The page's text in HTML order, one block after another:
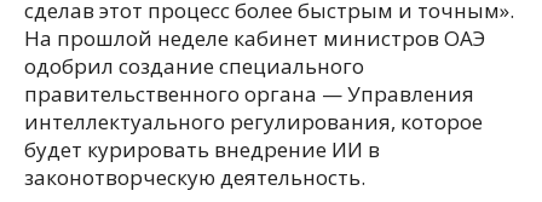
сделав этот процесс более быстрым и точным».
На прошлой неделе кабинет министров ОАЭ
одобрил создание специального
правительственного органа — Управления
интеллектуального регулирования, которое
будет курировать внедрение ИИ в
законотворческую деятельность.